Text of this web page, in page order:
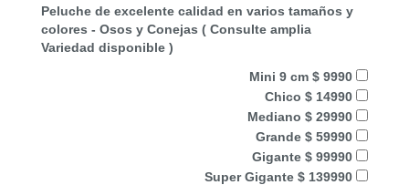
Peluche de excelente calidad en varios tamaños y
colores - Osos y Conejas ( Consulte amplia
Variedad disponible )
Mini 9 cm $ 9990
Chico $ 14990
Mediano $ 29990
Grande $ 59990
Gigante $ 99990
Super Gigante $ 139990